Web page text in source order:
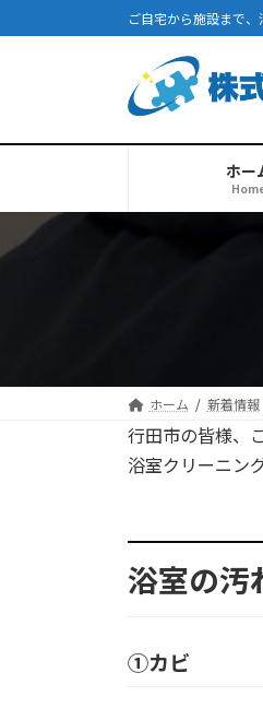
ン
へ
プ
ビ
ョ
動
ご自宅から施設まで
ホー
ホーム 新着情報
行田市の皆様、
浴室クリーニン
浴室の汚
①カビ